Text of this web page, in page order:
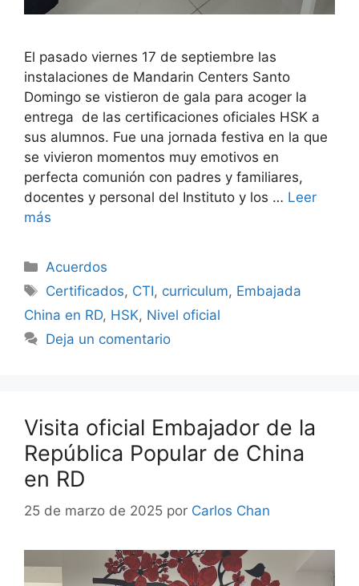
El pasado viernes 17 de septiembre las
instalaciones de Mandarin Centers Santo
Domingo se vistieron de gala para acoger la
entrega de las certificaciones oficiales HSK a
sus alumnos. Fue una jornada festiva en la que
se vivieron momentos muy emotivos en
perfecta comunión con padres y familiares,
docentes y personal del Instituto y los … Leer
más
Acuerdos
Certificados, CTI, curriculum, Embajada
China en RD, HSK, Nivel oficial
Deja un comentario
Visita oficial Embajador de la
República Popular de China
en RD
25 de marzo de 2025 por Carlos Chan